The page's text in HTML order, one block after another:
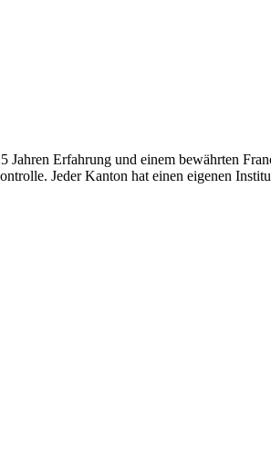
Erfahrung und einem bewährten
Jeder Kanton hat einen eigenen